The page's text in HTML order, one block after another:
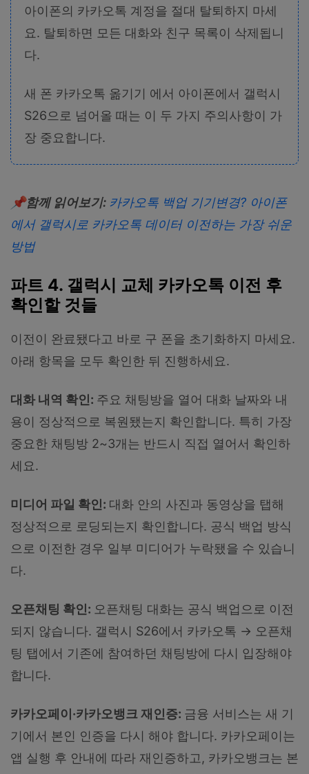
아이폰의 카카오톡 계정을 절대 탈퇴하지 마세
요. 탈퇴하면 모든 대화와 친구 목록이 삭제됩니
다.
새 폰 카카오톡 옮기기 에서 아이폰에서 갤럭시
S26으로 넘어올 때는 이 두 가지 주의사항이 가
장 중요합니다.
📌함께 읽어보기: 카카오톡 백업 기기변경? 아이폰
에서 갤럭시로 카카오톡 데이터 이전하는 가장 쉬운
방법
파트 4. 갤럭시 교체 카카오톡 이전 후
확인할 것들
이전이 완료됐다고 바로 구 폰을 초기화하지 마세요.
아래 항목을 모두 확인한 뒤 진행하세요.
대화 내역 확인: 주요 채팅방을 열어 대화 날짜와 내
용이 정상적으로 복원됐는지 확인합니다. 특히 가장
중요한 채팅방 2~3개는 반드시 직접 열어서 확인하
세요.
미디어 파일 확인: 대화 안의 사진과 동영상을 탭해
정상적으로 로딩되는지 확인합니다. 공식 백업 방식
으로 이전한 경우 일부 미디어가 누락됐을 수 있습니
다.
오픈채팅 확인: 오픈채팅 대화는 공식 백업으로 이전
되지 않습니다. 갤럭시 S26에서 카카오톡 → 오픈채
팅 탭에서 기존에 참여하던 채팅방에 다시 입장해야
합니다.
카카오페이·카카오뱅크 재인증: 금융 서비스는 새 기
기에서 본인 인증을 다시 해야 합니다. 카카오페이는
앱 실행 후 안내에 따라 재인증하고, 카카오뱅크는 본